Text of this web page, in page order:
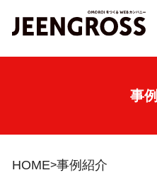
事
HOME 事例紹介